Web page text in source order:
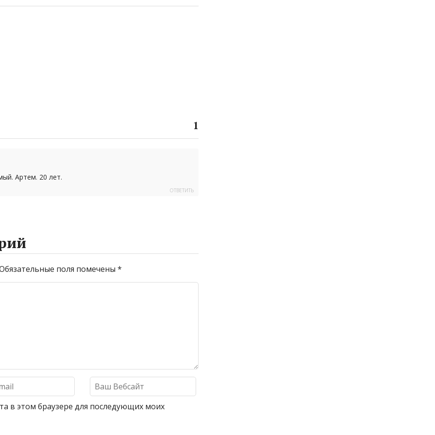
1
Артем. 20 лет.
ОТВЕТИТЬ
поля помечены *
в этом браузере для последующих моих